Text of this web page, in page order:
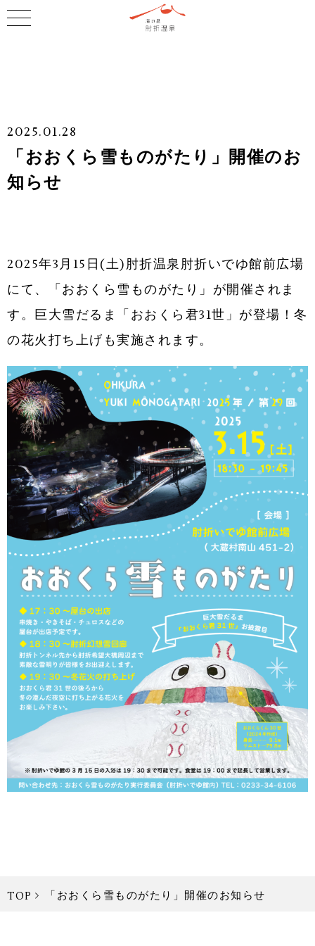
2025.01.28
「おおくら雪ものがたり」開催のお
知らせ
2025年3月15日(土)肘折温泉肘折いでゆ館前広場
にて、「おおくら雪ものがたり」が開催されま
す。巨大雪だるま「おおくら君31世」が登場！冬
の花火打ち上げも実施されます。
TOP 「おおくら雪ものがたり」開催のお知らせ